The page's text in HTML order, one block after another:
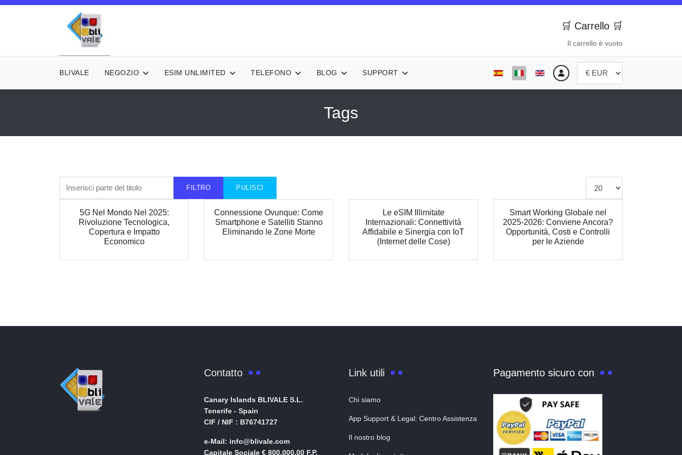
🛒 Carrello 🛒
Il carrello è vuoto
BLIVALE NEGOZIO ESIM UNLIMITED TELEFONO BLOG SUPPORT Seleziona la tua lingua
Tags
FILTRO PULISCI
5G Nel Mondo Nel 2025:
Rivoluzione Tecnologica,
Copertura e Impatto
Economico
Connessione Ovunque: Come
Smartphone e Satelliti Stanno
Eliminando le Zone Morte
Le eSIM Illimitate
Internazionali: Connettività
Affidabile e Sinergia con IoT
(Internet delle Cose)
Smart Working Globale nel
2025-2026: Conviene Ancora?
Opportunità, Costi e Controlli
per le Aziende
Contatto
Canary Islands BLIVALE S.L.
Tenerife - Spain
CIF / NIF : B76741727
e-Mail: info@blivale.com
Capitale Sociale € 800,000.00 F.P.
Link utili
Chi siamo
App Support & Legal: Centro Assistenza
Il nostro blog
Pagamento sicuro con